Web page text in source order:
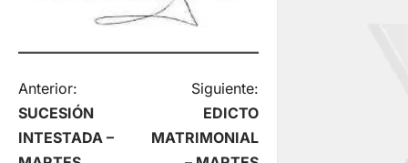
N
a
Anterior:
SUCESIÓN
INTESTADA –
Siguiente:
EDICTO
MATRIMONIAL